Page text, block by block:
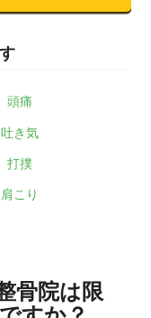
頭痛
吐き気
打撲
肩こり
骨院は限